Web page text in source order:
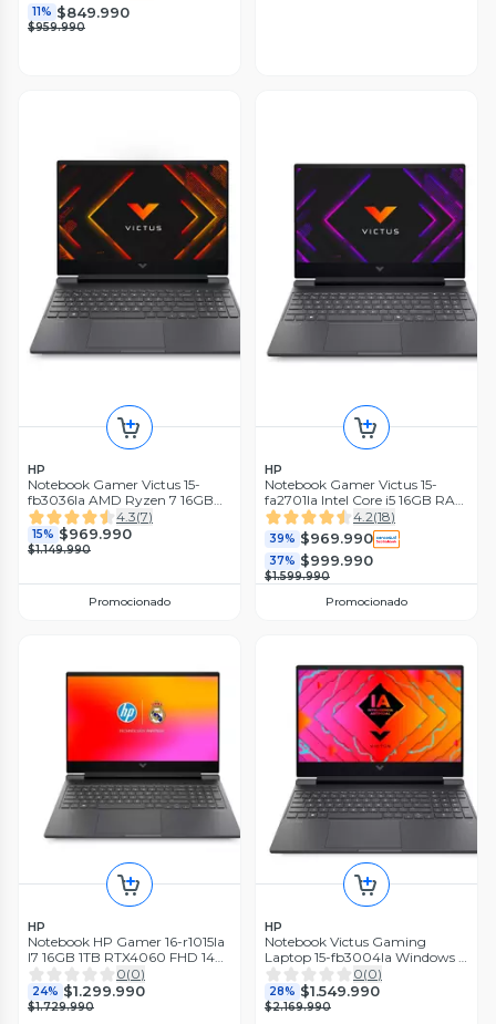
11% $849.990
$959.990
HP
Notebook Gamer Victus 15-
fb3036la AMD Ryzen 7 16GB
RAM 1TB SSD 15.6'' NVIDIA RTX
4050 FHD 144Hz
4.3(7)
15% $969.990
$1.149.990
Promocionado
HP
Notebook Gamer Victus 15-
fa2701la Intel Core i5 16GB RAM
512GB SSD NVIDIA RTX 4050
15.6'' FHD 144Hz
4.2(18)
39% $969.990
37% $999.990
$1.599.990
Promocionado
HP
Notebook HP Gamer 16-r1015la
I7 16GB 1TB RTX4060 FHD 144
Hz
0(0)
24% $1.299.990
$1.729.990
HP
Notebook Victus Gaming
Laptop 15-fb3004la Windows 11
Home Single Language AMD
Ryzen 9 16GB RAM 1TB
0(0)
28% $1.549.990
$2.169.990